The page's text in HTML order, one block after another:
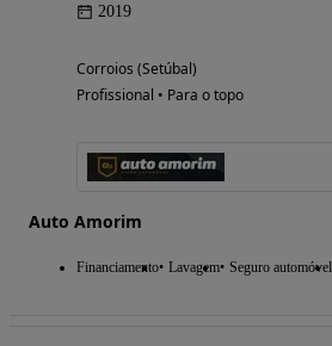
2019
Corroios (Setúbal)
Profissional • Para o topo
Auto Amorim
Financiamento Lavagem Seguro automóvel